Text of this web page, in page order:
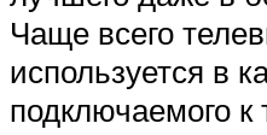
Чаще всего
используется в
подключаемого к